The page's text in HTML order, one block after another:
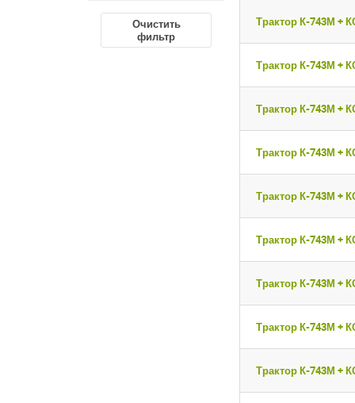
Очистить
фильтр
Трактор К-743М +
Трактор К-743М +
Трактор К-743М +
Трактор К-743М +
Трактор К-743М +
Трактор К-743М +
Трактор К-743М +
Трактор К-743М +
Трактор К-743М +